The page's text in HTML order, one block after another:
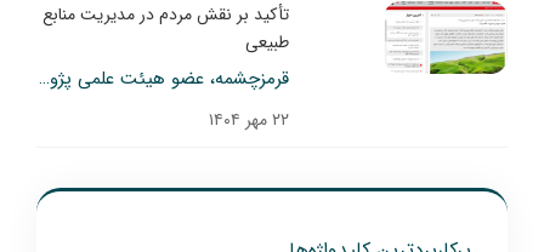
تأکید بر نقش مردم در مدیریت منابع
طبیعی
قرمزچشمه، عضو هیئت علمی پژوهشکده حفاظت خاک و آبخیزداری: قدرت مردم در مدیریت خاک و آب
۲۲ مهر ۱۴۰۴